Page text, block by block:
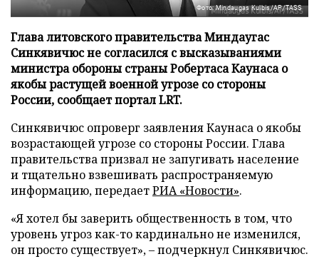
Фото: Mindaugas Kulbis/AP/TASS
Глава литовского правительства Миндаугас
Синкявичюс не согласился с высказываниями
министра обороны страны Робертаса Каунаса о
якобы растущей военной угрозе со стороны
России, сообщает портал LRT.
Синкявичюс опроверг заявления Каунаса о якобы
возрастающей угрозе со стороны России. Глава
правительства призвал не запугивать население
и тщательно взвешивать распространяемую
информацию, передаетРИА «Новости».
«Я хотел бы заверить общественность в том, что
уровень угроз как-то кардинально не изменился,
он просто существует», – подчеркнул Синкявичюс.